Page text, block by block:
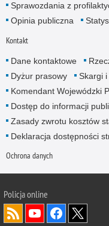
Sprawozdania z
Opinia publiczna
Kontakt
Dane kontaktowe
Dyżur prasowy
Skargi
Komendant Wojewódzki
Dostęp do informacji
Zasady zwrotu kosztów
Deklaracja dostępności
Ochrona danych
Policja online